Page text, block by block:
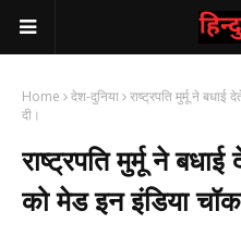
Home देश-दुनिया राष्ट्रपति मुर्मू ने
दी।
राष्ट्रपति मुर्मू ने
को मेड इन इंडिया